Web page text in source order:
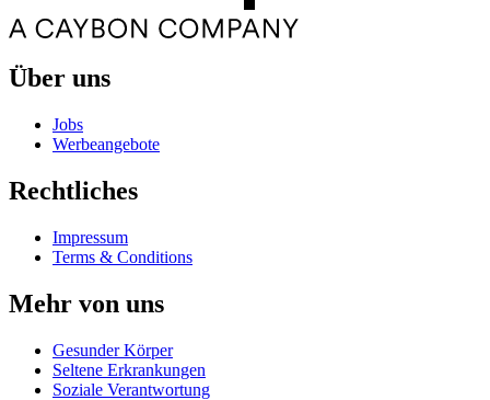
Über uns
Jobs
Werbeangebote
Rechtliches
Impressum
Terms & Conditions
Mehr von uns
Gesunder Körper
Seltene Erkrankungen
Soziale Verantwortung